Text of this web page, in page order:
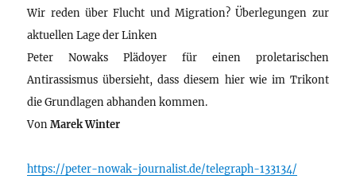
Wir reden über Flucht und Migration? Überlegungen zur
aktuellen Lage der Linken
Peter Nowaks Plädoyer für einen proletarischen
Antirassismus übersieht, dass diesem hier wie im Trikont
die Grundlagen abhanden kommen.
VonMarek Winter
https://peter-nowak-journalist.de/telegraph-133134/